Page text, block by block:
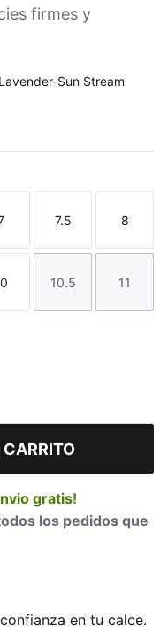
firmes y
Sun Stream
Sun Stream
Talla Talla
7.5
Talla
8
Talla Talla
10.5
Talla
11
gratis!
los pedidos que
en tu calce.